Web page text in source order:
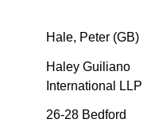
Hale, Peter (GB)
Haley Guiliano
International LLP
26-28 Bedford